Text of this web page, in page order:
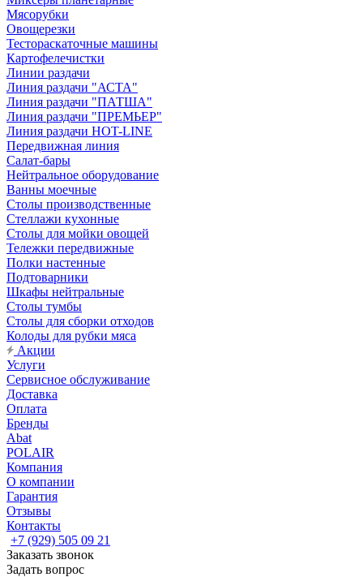
Мясорубки
Овощерезки
Тестораскаточные машины
Картофелечистки
Линии раздачи
Линия раздачи "АСТА"
Линия раздачи "ПАТША"
Линия раздачи "ПРЕМЬЕР"
Линия раздачи HOT-LINE
Передвижная линия
Салат-бары
Нейтральное оборудование
Ванны моечные
Столы производственные
Стеллажи кухонные
Столы для мойки овощей
Тележки передвижные
Полки настенные
Подтоварники
Шкафы нейтральные
Столы тумбы
Столы для сборки отходов
Колоды для рубки мяса
Акции
Услуги
Сервисное обслуживание
Доставка
Оплата
Бренды
Abat
POLAIR
Компания
О компании
Гарантия
Отзывы
Контакты
+7 (929) 505 09 21
Заказать звонок
Задать вопрос